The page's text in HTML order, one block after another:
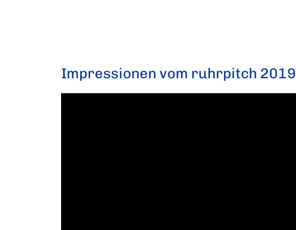
Impressionen vom ruhrpitch 2019